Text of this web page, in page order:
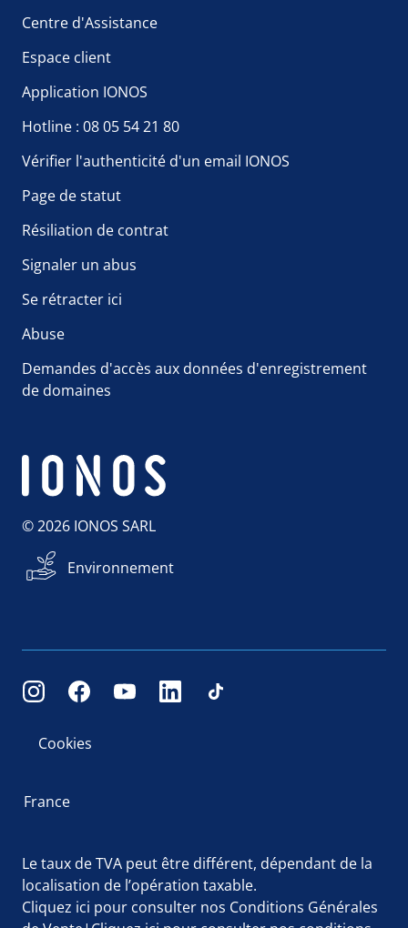
Centre d'Assistance
Espace client
Application IONOS
Hotline : 08 05 54 21 80
Vérifier l'authenticité d'un email IONOS
Page de statut
Résiliation de contrat
Signaler un abus
Se rétracter ici
Abuse
Demandes d'accès aux données d'enregistrement
de domaines
© 2026 IONOS SARL
Environnement
Cookies
France
Le taux de TVA peut être différent, dépendant de la
localisation de l’opération taxable.
Cliquez ici pour consulter nos Conditions Générales